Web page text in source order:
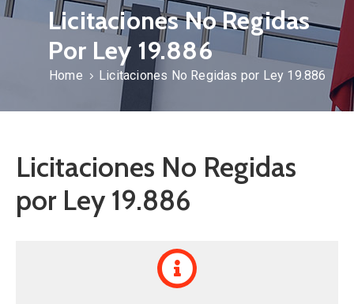
Licitaciones No Regidas
Por Ley 19.886
Home Licitaciones No Regidas por Ley 19.886
Licitaciones No Regidas
por Ley 19.886